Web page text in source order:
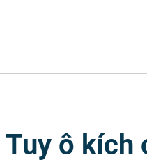
Tuy ô kích